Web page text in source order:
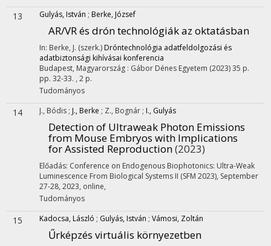
13 Gulyás, István ; Berke, József
AR/VR és drón technológiák az oktatásban
In: Berke, J. (szerk.) Dróntechnológia adatfeldolgozási és
adatbiztonsági kihívásai konferencia
Budapest, Magyarország : Gábor Dénes Egyetem (2023)35 p.
pp. 32-33. , 2 p.
Tudományos
14 J., Bódis ; J., Berke ; Z., Bognár ; I., Gulyás
Detection of Ultraweak Photon Emissions
from Mouse Embryos with Implications
for Assisted Reproduction(2023)
Előadás: Conference on Endogenous Biophotonics: Ultra-Weak
Luminescence From Biological Systems II (SFM 2023), September
27-28, 2023, online,
Tudományos
15 Kadocsa, László ; Gulyás, István ; Vámosi, Zoltán
Űrképzés virtuális környezetben